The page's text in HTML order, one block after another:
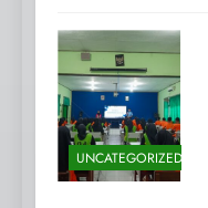
UNCATEGORIZED